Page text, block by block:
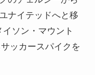
ナイテッドへと移
ソン・マウント
ッカースパイクを